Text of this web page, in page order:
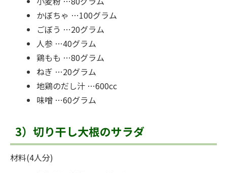
かぼちゃ …100グラム
ごぼう …20グラム
人参 …40グラム
鶏もも …80グラム
ねぎ …20グラム
地鶏のだし汁 …600cc
味噌 …60グラム
3）切り干し大根のサラダ
材料(4人分)